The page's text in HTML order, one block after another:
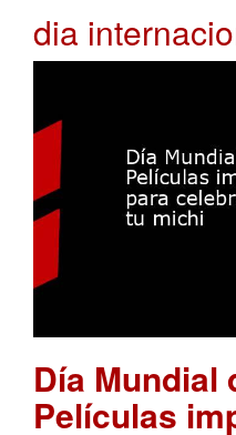
dia
Día Mundial
Películas